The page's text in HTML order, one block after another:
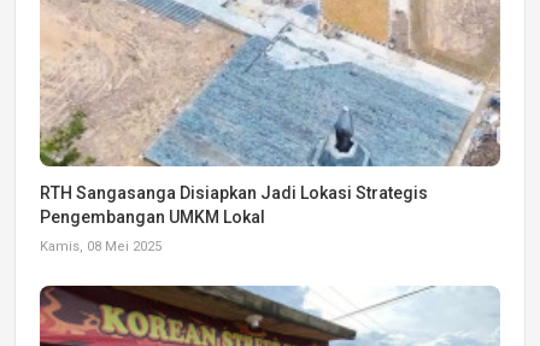
RTH Sangasanga Disiapkan Jadi Lokasi Strategis
Pengembangan UMKM Lokal
Kamis, 08 Mei 2025